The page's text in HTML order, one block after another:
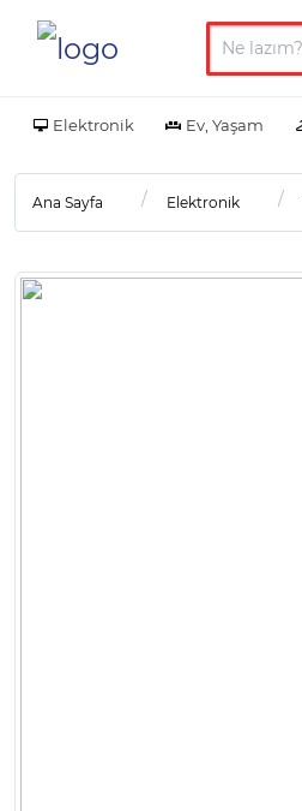
Elektronik Ev, Yaşam
Ana Sayfa Elektronik